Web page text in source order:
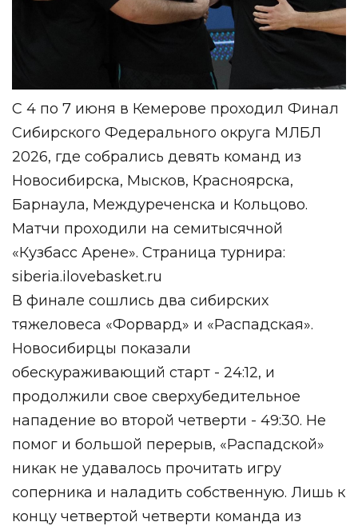
С 4 по 7 июня в Кемерове проходил Финал
Сибирского Федерального округа МЛБЛ
2026, где собрались девять команд из
Новосибирска, Мысков, Красноярска,
Барнаула, Междуреченска и Кольцово.
Матчи проходили на семитысячной
«Кузбасс Арене». Страница турнира:
siberia.ilovebasket.ru
В финале сошлись два сибирских
тяжеловеса «Форвард» и «Распадская».
Новосибирцы показали
обескураживающий старт - 24:12, и
продолжили свое сверхубедительное
нападение во второй четверти - 49:30. Не
помог и большой перерыв, «Распадской»
никак не удавалось прочитать игру
соперника и наладить собственную. Лишь к
концу четвертой четверти команда из